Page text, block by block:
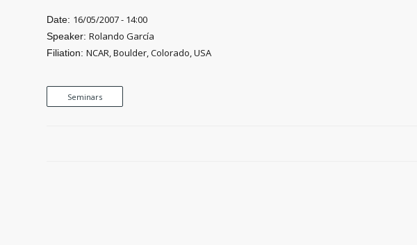
Date: 16/05/2007 - 14:00
Speaker:Rolando García
Filiation:NCAR, Boulder, Colorado, USA
Seminars